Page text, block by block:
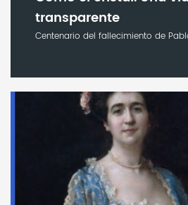
transparente
Centenario del fallecimiento de